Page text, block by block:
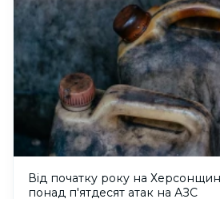
Від початку року на
понад п'ятдесят атак на АЗС